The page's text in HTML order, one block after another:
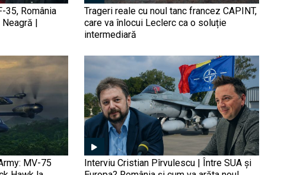
S-au „ascuns” dronele ruse
în apele României înainte
ce e imposibil ca rușii să
nu fi intrat în apele
teritoriale române
Mai știu piloții ruși să
aterizeze pe portavioane?
„Drama” navei Amiral
Kuznețov lasă locuri libere
în cabinele de pilotaj ale
MiG-29K și Su-33
O singură ambarcaţiune a
Pazei de Coastă
Filipineze a umilit Marina
35, România
|
Trageri reale cu noul tanc francez CAPINT,
care va înlocui Leclerc ca o soluție
intermediară
MV-75
Interviu Cristian Pîrvulescu | Între SUA și